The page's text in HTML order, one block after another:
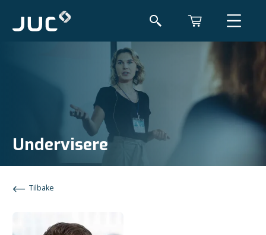
Undervisere
Tilbake